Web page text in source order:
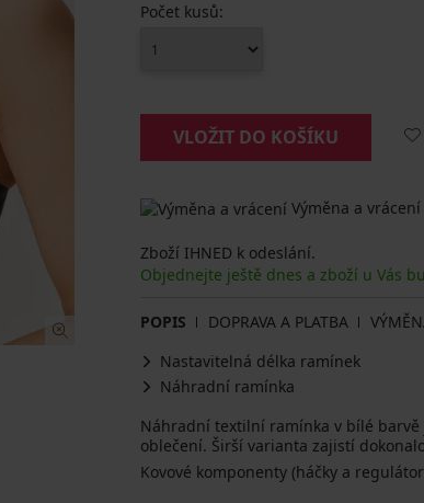
Počet kusů:
VLOŽIT DO KOŠÍKU
Výměna a
Zboží IHNED k odeslání.
Objednejte ještě dnes a zboží u Vás
POPIS DOPRAVA A PLATBA
Nastavitelná délka ramínek
Náhradní ramínka
Náhradní textilní ramínka v bílé
oblečení. Širší varianta zajistí
Kovové komponenty (háčky a